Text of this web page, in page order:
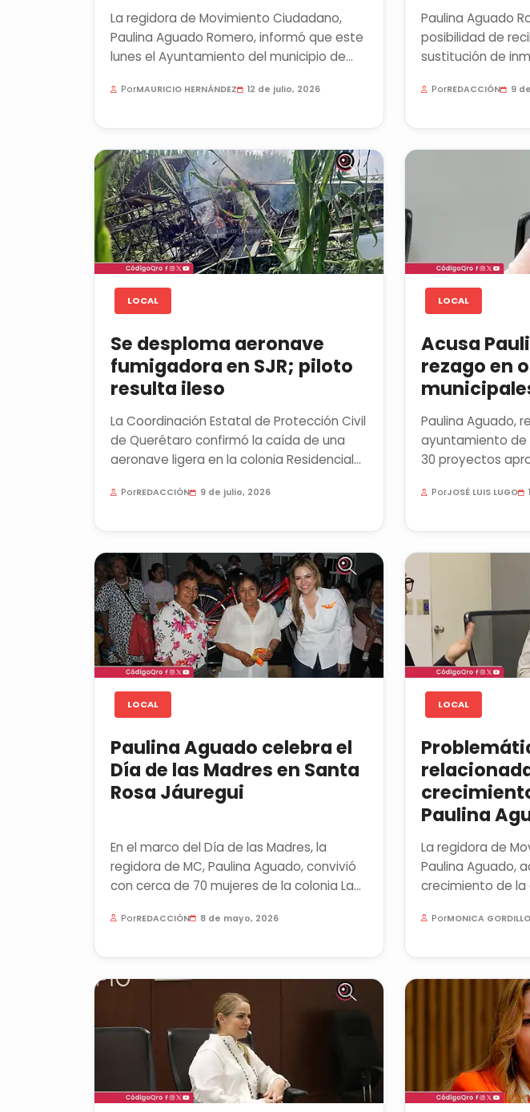
La regidora de Movimiento Ciudadano,
Paulina Aguado Romero, informó que este
lunes el Ayuntamiento del municipio de
PorMAURICIO HERNÁNDEZ 12 de julio, 2026
Paulina Aguado
posibilidad de
sustitución de
PorREDACCIÓN 9
LOCAL
Se desploma aeronave
fumigadora en SJR; piloto
resulta ileso
La Coordinación Estatal de Protección Civil
de Querétaro confirmó la caída de una
aeronave ligera en la colonia Residencial
PorREDACCIÓN 9 de julio, 2026
LOCAL
Acusa
rezago en
Paulina Aguado,
ayuntamiento de
30 proyectos
PorJOSÉ LUIS LUGO
LOCAL
Paulina Aguado celebra el
Día de las Madres en Santa
Rosa Jáuregui
En el marco del Día de las Madres, la
regidora de MC, Paulina Aguado, convivió
con cerca de 70 mujeres de la colonia Las
PorREDACCIÓN 8 de mayo, 2026
LOCAL
Paulina
La regidora de
Paulina Aguado,
crecimiento de
de...
PorMONICA GORDILLO